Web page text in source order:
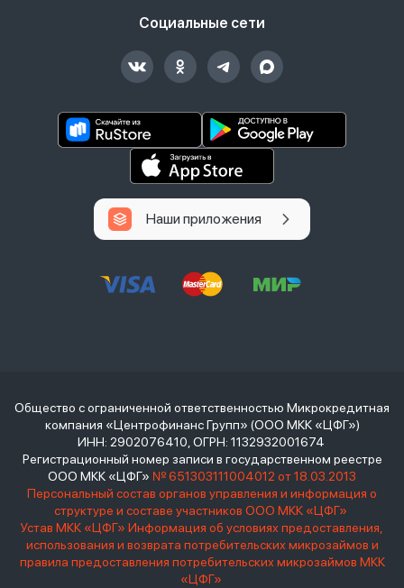
Социальные сети
Наши приложения
Общество с ограниченной ответственностью Микрокредитная
компания «Центрофинанс Групп» (ООО МКК «ЦФГ»)
ИНН: 2902076410, ОГРН: 1132932001674
Регистрационный номер записи в государственном реестре
ООО МКК «ЦФГ» № 651303111004012 от 18.03.2013
Персональный состав органов управления и информация о
структуре и составе участников ООО МКК «ЦФГ»
Устав МКК «ЦФГ» Информация об условиях предоставления,
использования и возврата потребительских микрозаймов и
правила предоставления потребительских микрозаймов МКК
«ЦФГ»